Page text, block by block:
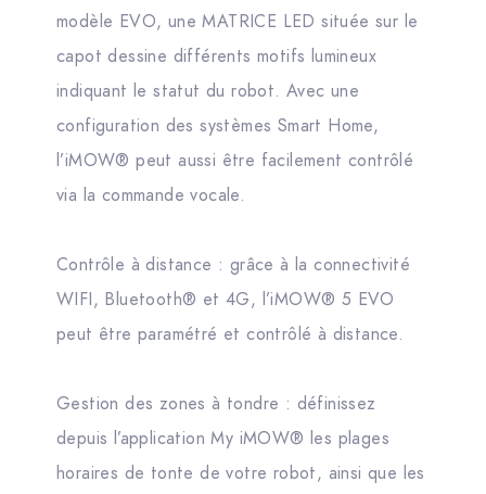
modèle EVO, une MATRICE LED située sur le
capot dessine différents motifs lumineux
indiquant le statut du robot. Avec une
configuration des systèmes Smart Home,
l’iMOW® peut aussi être facilement contrôlé
via la commande vocale.
Contrôle à distance : grâce à la connectivité
WIFI, Bluetooth® et 4G, l’iMOW® 5 EVO
peut être paramétré et contrôlé à distance.
Gestion des zones à tondre : définissez
depuis l’application My iMOW® les plages
horaires de tonte de votre robot, ainsi que les